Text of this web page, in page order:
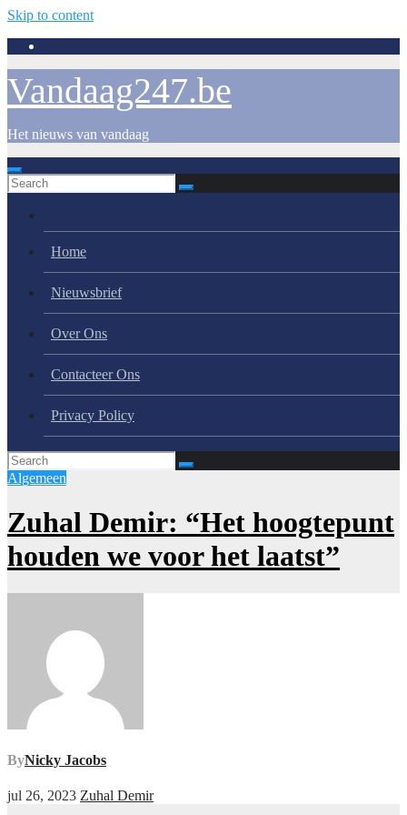
Skip to content
Vandaag247.be
Het nieuws van vandaag
Home
Nieuwsbrief
Over Ons
Contacteer Ons
Privacy Policy
Algemeen
Zuhal Demir: “Het hoogtepunt
houden we voor het laatst”
ByNicky Jacobs
jul 26, 2023 Zuhal Demir